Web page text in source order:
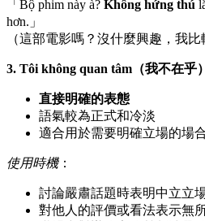
「Bộ phim này à? Không hứng thú
hơn.」
（這部電影嗎？沒什麼興趣，我比
3. Tôi không quan tâm（我不在乎）
直接明確的表態
語氣較為正式和冷淡
適合用於需要明確立場的場
使用時機：
討論嚴肅話題時表明中立立
對他人的評價或看法表示無